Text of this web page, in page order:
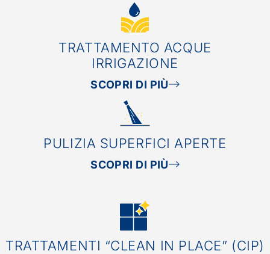
TRATTAMENTO ACQUE
IRRIGAZIONE
SCOPRI DI PIÙ
PULIZIA SUPERFICI APERTE
SCOPRI DI PIÙ
TRATTAMENTI “CLEAN IN PLACE” (CIP)